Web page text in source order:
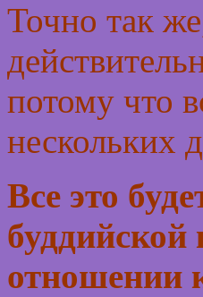
Точно так
потому что
нескольких
Все это
буддийской
отношении